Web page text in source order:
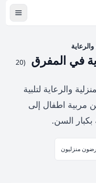
عرض
في المفرق
(20
والرعاية لتلبية
مربية اطفال إلى
بكبار السن.
منزليون